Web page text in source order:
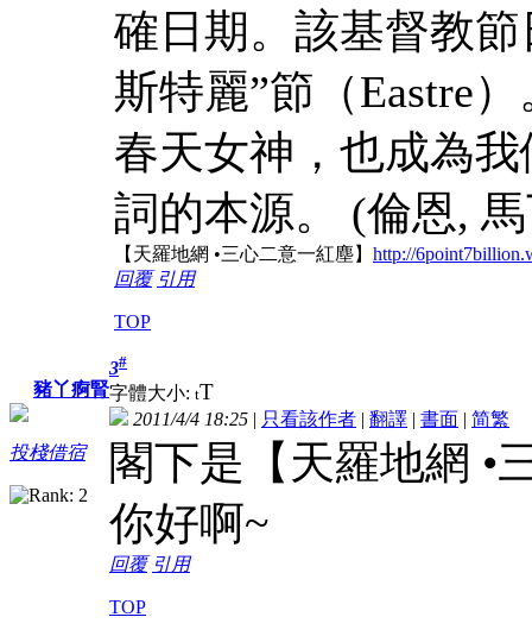
確日期。該基督教
斯特麗”節（Eastre
春天女神，也成為我
詞的本源。 (倫恩,
【天羅地網 •三心二意一紅塵】 http://
回覆 引用
TOP
豬丫痾腎
投棧借宿
3#
字體大小: tT
2011/4/4 18:25 | 只看該作者 | 翻譯 | 書面 | 简繁
閣下是【天羅地網 •
你好啊~
回覆 引用
TOP